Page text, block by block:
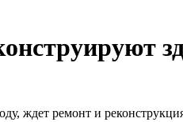
ждет ремонт и